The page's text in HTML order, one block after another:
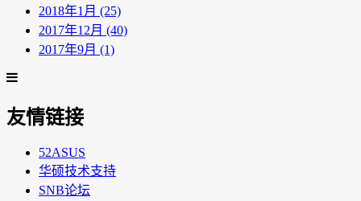
2018年1月 (25)
2017年12月 (40)
2017年9月 (1)
友情链接
52ASUS
华硕技术支持
SNB论坛